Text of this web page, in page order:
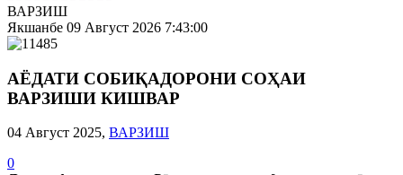
ВАРЗИШ
Якшанбе 09 Август 2026 7:43:00
АЁДАТИ СОБИҚАДОРОНИ СОҲАИ
ВАРЗИШИ КИШВАР
04 Август 2025, ВАРЗИШ
0